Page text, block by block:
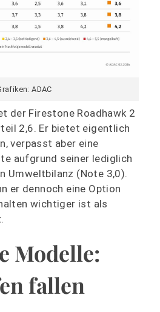
ADAC
der Firestone Roadhawk 2
2,6. Er bietet eigentlich
verpasst aber eine
aufgrund seiner lediglich
Umweltbilanz (Note 3,0).
er dennoch eine Option
wichtiger ist als
Modelle:
fallen